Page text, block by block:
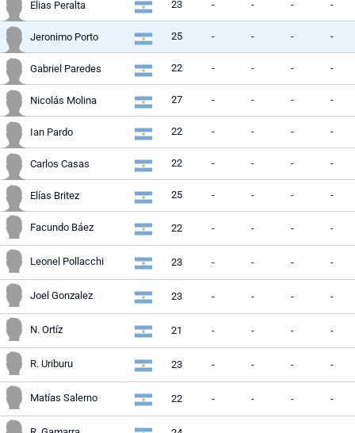
Elias Peralta 23 - - - -
Jeronimo Porto 25 - - - -
Gabriel Paredes 22 - - - -
Nicolás Molina 27 - - - -
Ian Pardo 22 - - - -
Carlos Casas 22 - - - -
Elías Britez 25 - - - -
Facundo Báez 22 - - - -
Leonel Pollacchi 23 - - - -
Joel Gonzalez 23 - - - -
N. Ortíz 21 - - - -
R. Uriburu 23 - - - -
Matías Salerno 22 - - - -